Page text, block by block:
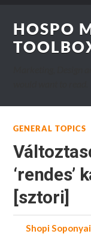
HOSPO
GENERAL TOPICS
‘rendes’
[sztori]
byShopi Soponyai